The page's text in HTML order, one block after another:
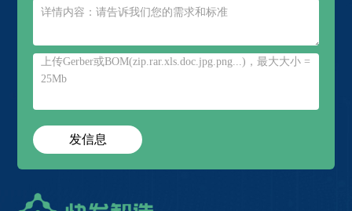
上传Gerber或BOM(zip.rar.xls.doc.jpg.png...)，最大大小 =
25Mb
发信息